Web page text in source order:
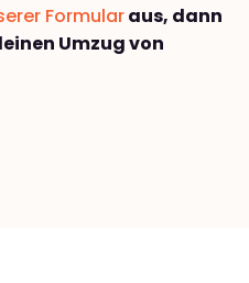
Formularaus, dann
Umzug von